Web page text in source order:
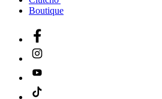
Boutique